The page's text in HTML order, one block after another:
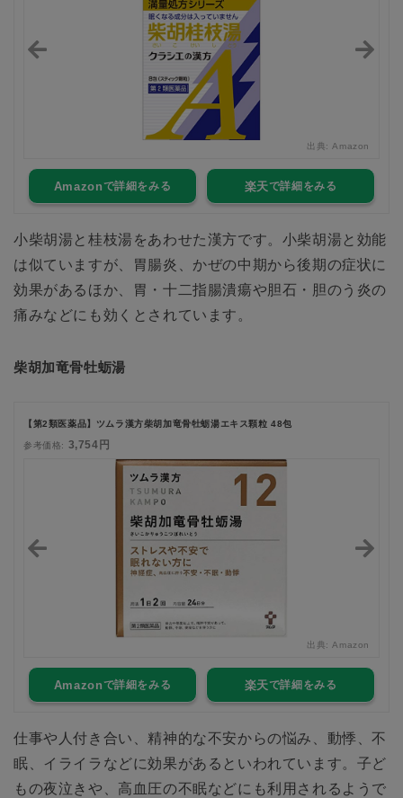
出典: Amazon
Amazon 楽天
小柴胡湯と桂枝湯をあわせた漢方です。小柴胡湯と効能
は似ていますが、胃腸炎、かぜの中期から後期の症状に
効果があるほか、胃・十二指腸潰瘍や胆石・胆のう炎の
痛みなどにも効くとされています。
柴胡加竜骨牡蛎湯
【第2類医薬品】ツムラ漢方柴胡加竜骨牡蛎湯エキス顆粒 48包
参考価格: 3,754円
出典: Amazon
Amazon 楽天
仕事や人付き合い、精神的な不安からの悩み、動悸、不
眠、イライラなどに効果があるといわれています。子ど
もの夜泣きや、高血圧の不眠などにも利用されるようで